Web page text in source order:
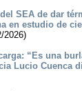
SEA de dar
en estudio de
2026)
“Es una
Lucio Cuenca